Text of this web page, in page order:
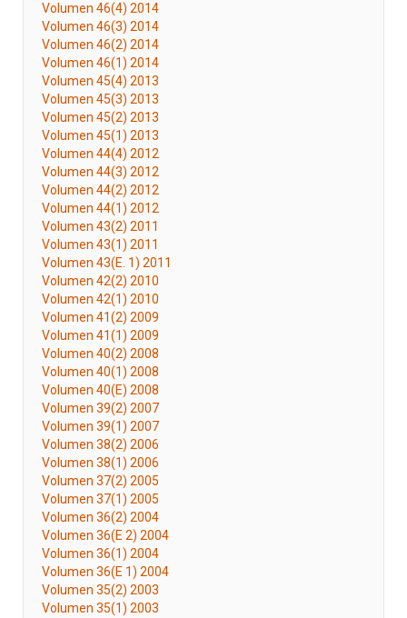
Volumen 46(4) 2014
Volumen 46(3) 2014
Volumen 46(2) 2014
Volumen 46(1) 2014
Volumen 45(4) 2013
Volumen 45(3) 2013
Volumen 45(2) 2013
Volumen 45(1) 2013
Volumen 44(4) 2012
Volumen 44(3) 2012
Volumen 44(2) 2012
Volumen 44(1) 2012
Volumen 43(2) 2011
Volumen 43(1) 2011
Volumen 43(E. 1) 2011
Volumen 42(2) 2010
Volumen 42(1) 2010
Volumen 41(2) 2009
Volumen 41(1) 2009
Volumen 40(2) 2008
Volumen 40(1) 2008
Volumen 40(E) 2008
Volumen 39(2) 2007
Volumen 39(1) 2007
Volumen 38(2) 2006
Volumen 38(1) 2006
Volumen 37(2) 2005
Volumen 37(1) 2005
Volumen 36(2) 2004
Volumen 36(E 2) 2004
Volumen 36(1) 2004
Volumen 36(E 1) 2004
Volumen 35(2) 2003
Volumen 35(1) 2003